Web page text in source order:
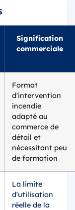
Signification
commerciale
Format
d'intervention
incendie
adapté au
commerce de
détail et
nécessitant peu
de formation
La limite
d'utilisation
réelle de la